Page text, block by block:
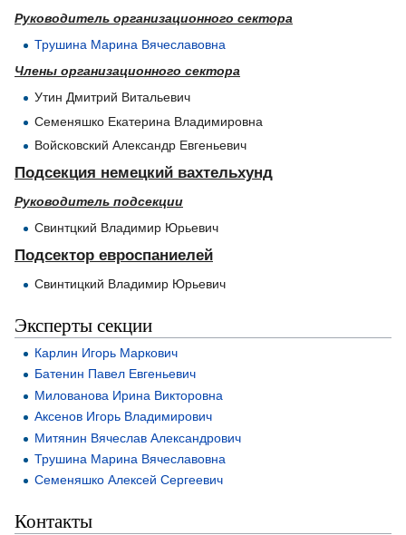
Руководитель организационного сектора
Трушина Марина Вячеславовна
Члены организационного сектора
Утин Дмитрий Витальевич
Семеняшко Екатерина Владимировна
Войсковский Александр Евгеньевич
Подсекция немецкий вахтельхунд
Руководитель подсекции
Свинтцкий Владимир Юрьевич
Подсектор евроспаниелей
Свинтицкий Владимир Юрьевич
Эксперты секции
Карлин Игорь Маркович
Батенин Павел Евгеньевич
Милованова Ирина Викторовна
Аксенов Игорь Владимирович
Митянин Вячеслав Александрович
Трушина Марина Вячеславовна
Семеняшко Алексей Сергеевич
Контакты